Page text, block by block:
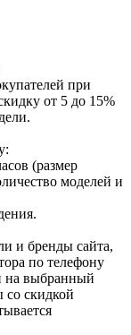
при
от 5 до 15%
(размер
моделей и
и бренды сайта,
по телефону
на выбранный
со скидкой